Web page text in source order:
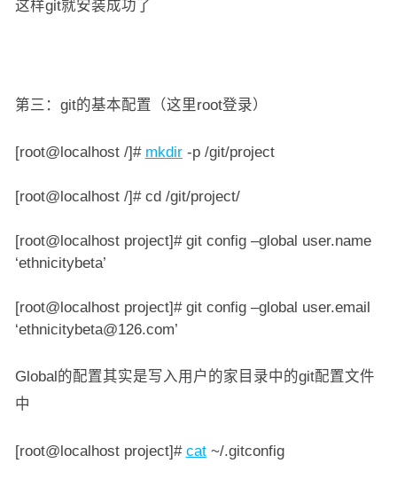
这样git就安装成功了
第三：git的基本配置（这里root登录）
[root@localhost /]# mkdir-p /git/project
[root@localhost /]# cd /git/project/
[root@localhost project]# git config –global user.name
‘ethnicitybeta’
[root@localhost project]# git config –global user.email
‘ethnicitybeta@126.com’
Global的配置其实是写入用户的家目录中的git配置文件
中
[root@localhost project]# cat~/.gitconfig